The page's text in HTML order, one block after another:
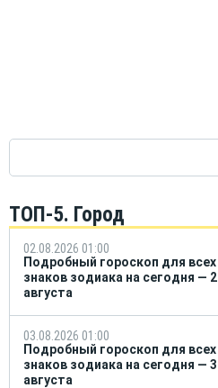
ТОП-5. Город
02.08.2026 01:00
Подробный гороскоп для всех
знаков зодиака на сегодня — 2
августа
03.08.2026 01:00
Подробный гороскоп для всех
знаков зодиака на сегодня — 3
августа